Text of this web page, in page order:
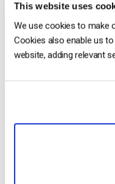
This website uses
We use cookies to make
Cookies also enable us
website, adding relevant
with